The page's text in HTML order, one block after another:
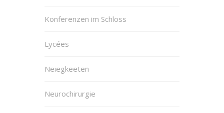
Konferenzen im Schloss
Lycées
Neiegkeeten
Neurochirurgie